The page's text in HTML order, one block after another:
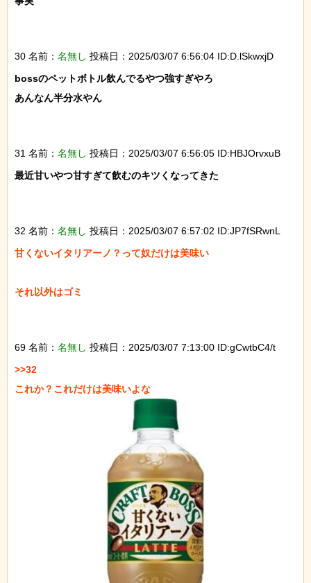
30 名前： 名無し 投稿日：2025/03/07 6:56:04 ID:D.lSkwxjD
bossのペットボトル飲んでるやつ強すぎやろ
あんなん半分水やん
31 名前： 名無し 投稿日：2025/03/07 6:56:05 ID:HBJOrvxuB
最近甘いやつ甘すぎて飲むのキツくなってきた
32 名前： 名無し 投稿日：2025/03/07 6:57:02 ID:JP7fSRwnL
甘くないイタリアーノ？って奴だけは美味い
それ以外はゴミ
69 名前： 名無し 投稿日：2025/03/07 7:13:00 ID:gCwtbC4/t
>>32